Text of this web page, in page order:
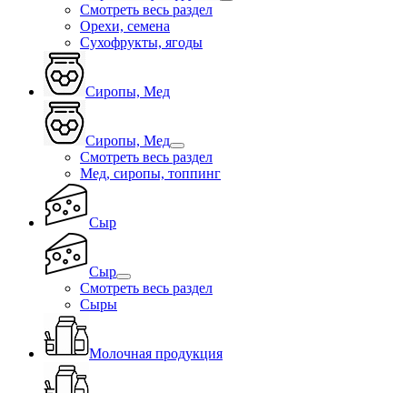
Смотреть весь раздел
Орехи, семена
Сухофрукты, ягоды
Сиропы, Мед
Сиропы, Мед
Смотреть весь раздел
Мед, сиропы, топпинг
Сыр
Сыр
Смотреть весь раздел
Сыры
Молочная продукция